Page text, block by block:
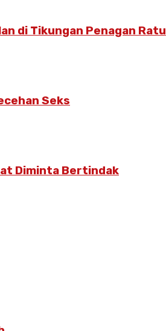
di Tikungan Penagan Ratu
Seks
Diminta Bertindak